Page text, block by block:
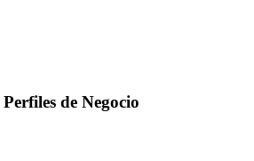
Perfiles de Negocio